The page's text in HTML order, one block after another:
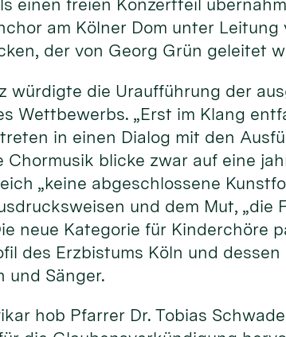
einen freien Konzertteil
am Kölner Dom unter Leitung
der von Georg Grün geleitet
würdigte die Uraufführung der
Wettbewerbs. „Erst im Klang
in einen Dialog mit den
Chormusik blicke zwar auf eine
„keine abgeschlossene
und dem Mut, „die
neue Kategorie für Kinderchöre
des Erzbistums Köln und
und Sänger.
hob Pfarrer Dr. Tobias